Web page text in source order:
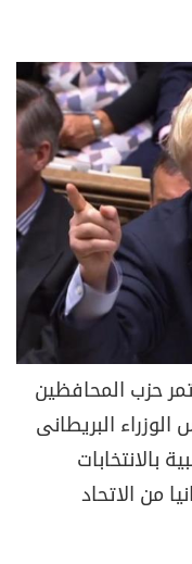
حزب المحافظين
البريطانى
بالانتخابات
من الاتحاد